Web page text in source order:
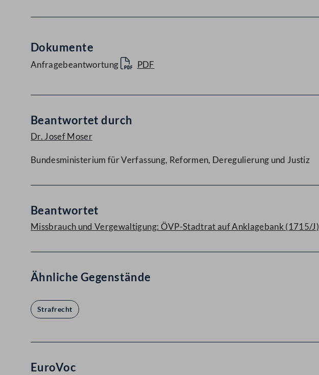
Dokumente
Anfragebeantwortung PDF
Beantwortet durch
Dr. Josef Moser
Bundesministerium für Verfassung, Reformen, Deregulierung und Justiz
Beantwortet
Missbrauch und Vergewaltigung: ÖVP-Stadtrat auf Anklagebank (1715/J)
Ähnliche Gegenstände
Strafrecht
EuroVoc